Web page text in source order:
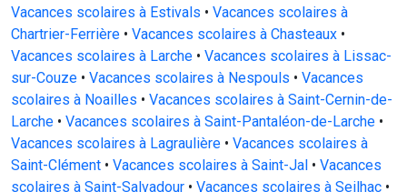
Vacances scolaires à Estivals • Vacances scolaires à
Chartrier-Ferrière • Vacances scolaires à Chasteaux •
Vacances scolaires à Larche • Vacances scolaires à Lissac-
sur-Couze • Vacances scolaires à Nespouls • Vacances
scolaires à Noailles • Vacances scolaires à Saint-Cernin-de-
Larche • Vacances scolaires à Saint-Pantaléon-de-Larche •
Vacances scolaires à Lagraulière • Vacances scolaires à
Saint-Clément • Vacances scolaires à Saint-Jal • Vacances
scolaires à Saint-Salvadour • Vacances scolaires à Seilhac •